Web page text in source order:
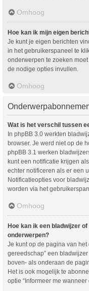
Omhoog
Hoe kan ik mijn eigen
Je kunt je eigen berichten
in het gebruikerspaneel te
onderwerpen te zoeken
de nodige opties invullen.
Omhoog
Wat is het verschil tussen
In phpBB 3.0 werkten
browser. Je werd niet op de
phpBB 3.1 werken
kunt een notificatie krijgen
echter notificeren als er een
Notificatieopties voor
worden via het
Omhoog
Hoe kan ik een bladwijzer
onderwerpen?
Je kunt op de pagina van
gereedschap” een
boven- als onderaan de
Het is ook mogelijk te
optie “Informeer me